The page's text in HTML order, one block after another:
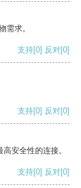
需求。
支持[0] 反对[0]
支持[0] 反对[0]
安全性的连接。
支持[0] 反对[0]